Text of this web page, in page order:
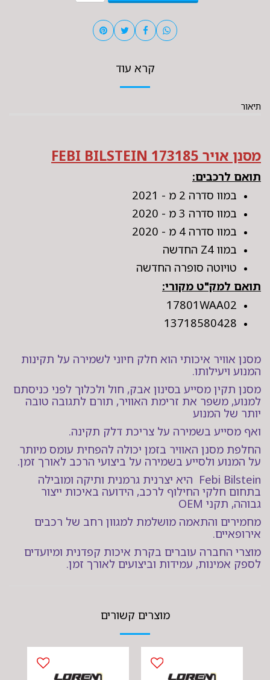
קרא עוד
תיאור
מסנן אויר FEBI BILSTEIN 173185
תואם לרכבים:
במוו סדרה 2 מ - 2021
במוו סדרה 3 מ - 2020
במוו סדרה 4 מ - 2020
במוו Z4 החדשה
טויוטה סופרה החדשה
תואם למק"ט מקורי:
17801WAA02
13718580428
מסנן אוויר איכותי הוא חלק חיוני לשמירה על תקינות
המנוע ויעילותו.
מסנן תקין מסייע בסינון אבק, חול ולכלוך לפני כניסתם
למנוע, משפר את זרימת האוויר, תורם לתגובה טובה
יותר של המנוע
ואף מסייע בשמירה על צריכת דלק תקינה.
החלפת מסנן האוויר בזמן יכולה להפחית עומס מיותר
על המנוע ולסייע בשמירה על ביצועי הרכב לאורך זמן.
Febi Bilstein היא יצרנית גרמנית ותיקה ומובילה
בתחום חלקי החילוף לרכב, הידועה באיכות ייצור
גבוהה, תקני OEM
מחמירים והתאמה מושלמת למגוון רחב של רכבים
אירופאיים.
מוצרי החברה עוברים בקרת איכות קפדנית ומיועדים
לספק אמינות, עמידות וביצועים לאורך זמן.
מוצרים קשורים